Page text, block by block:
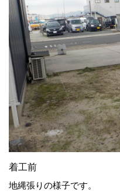
着工前
地縄張りの様子です。